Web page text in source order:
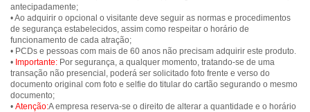
antecipadamente;
• Ao adquirir o opcional o visitante deve seguir as normas e procedimentos
de segurança estabelecidos, assim como respeitar o horário de
funcionamento de cada atração;
• PCDs e pessoas com mais de 60 anos não precisam adquirir este produto.
• Importante: Por segurança, a qualquer momento, tratando-se de uma
transação não presencial, poderá ser solicitado foto frente e verso do
documento original com foto e selfie do titular do cartão segurando o mesmo
documento;
• Atenção:A empresa reserva-se o direito de alterar a quantidade e o horário